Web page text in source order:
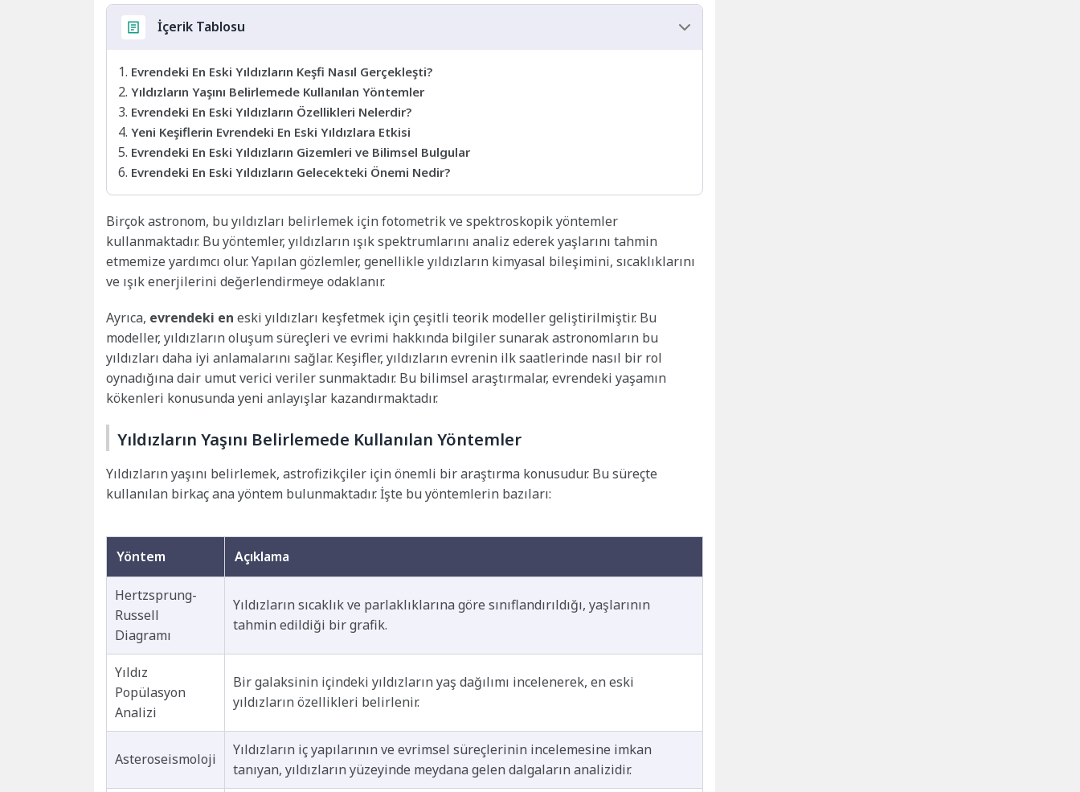
İçerik Tablosu
Evrendeki En Eski Yıldızların Keşfi Nasıl Gerçekleşti?
Yıldızların Yaşını Belirlemede Kullanılan Yöntemler
Evrendeki En Eski Yıldızların Özellikleri Nelerdir?
Yeni Keşiflerin Evrendeki En Eski Yıldızlara Etkisi
Evrendeki En Eski Yıldızların Gizemleri ve Bilimsel Bulgular
Evrendeki En Eski Yıldızların Gelecekteki Önemi Nedir?
Birçok astronom, bu yıldızları belirlemek için fotometrik ve spektroskopik yöntemler
kullanmaktadır. Bu yöntemler, yıldızların ışık spektrumlarını analiz ederek yaşlarını tahmin
etmemize yardımcı olur. Yapılan gözlemler, genellikle yıldızların kimyasal bileşimini, sıcaklıklarını
ve ışık enerjilerini değerlendirmeye odaklanır.
Ayrıca, evrendeki en eski yıldızları keşfetmek için çeşitli teorik modeller geliştirilmiştir. Bu
modeller, yıldızların oluşum süreçleri ve evrimi hakkında bilgiler sunarak astronomların bu
yıldızları daha iyi anlamalarını sağlar. Keşifler, yıldızların evrenin ilk saatlerinde nasıl bir rol
oynadığına dair umut verici veriler sunmaktadır. Bu bilimsel araştırmalar, evrendeki yaşamın
kökenleri konusunda yeni anlayışlar kazandırmaktadır.
Yıldızların Yaşını Belirlemede Kullanılan Yöntemler
Yıldızların yaşını belirlemek, astrofizikçiler için önemli bir araştırma konusudur. Bu süreçte
kullanılan birkaç ana yöntem bulunmaktadır. İşte bu yöntemlerin bazıları:
Yöntem Açıklama
Hertzsprung-
Russell
Diagramı
Yıldızların sıcaklık ve parlaklıklarına göre sınıflandırıldığı, yaşlarının
tahmin edildiği bir grafik.
Yıldız
Popülasyon
Analizi
Bir galaksinin içindeki yıldızların yaş dağılımı incelenerek, en eski
yıldızların özellikleri belirlenir.
Asteroseismoloji
Yıldızların iç yapılarının ve evrimsel süreçlerinin incelemesine imkan
tanıyan, yıldızların yüzeyinde meydana gelen dalgaların analizidir.